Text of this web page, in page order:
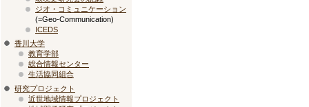
ジオ・コミュニケーション
(=Geo-Communication)
ICEDS
香川大学
教育学部
総合情報センター
生活協同組合
研究プロジェクト
近世地域情報プロジェクト